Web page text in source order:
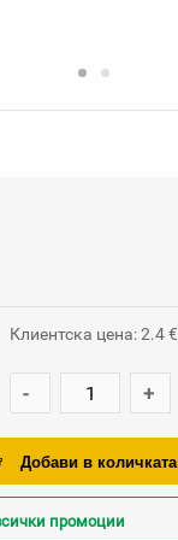
Клиентска цена: 2.4 €
- +
Добави в количката
промоции